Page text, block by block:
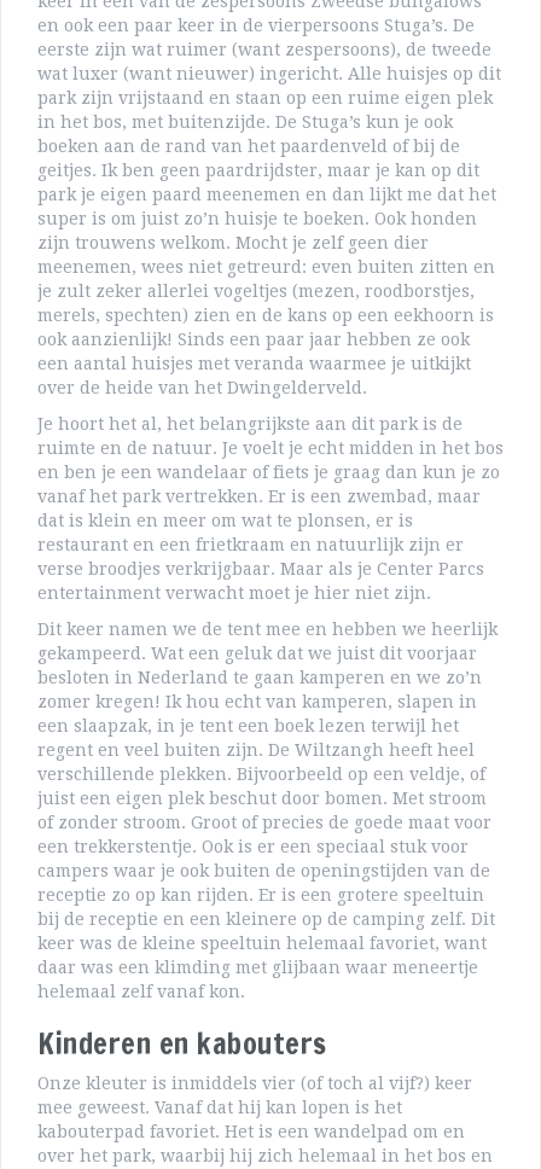
en ook een paar keer in de vierpersoons Stuga’s. De
eerste zijn wat ruimer (want zespersoons), de tweede
wat luxer (want nieuwer) ingericht. Alle huisjes op dit
park zijn vrijstaand en staan op een ruime eigen plek
in het bos, met buitenzijde. De Stuga’s kun je ook
boeken aan de rand van het paardenveld of bij de
geitjes. Ik ben geen paardrijdster, maar je kan op dit
park je eigen paard meenemen en dan lijkt me dat het
super is om juist zo’n huisje te boeken. Ook honden
zijn trouwens welkom. Mocht je zelf geen dier
meenemen, wees niet getreurd: even buiten zitten en
je zult zeker allerlei vogeltjes (mezen, roodborstjes,
merels, spechten) zien en de kans op een eekhoorn is
ook aanzienlijk! Sinds een paar jaar hebben ze ook
een aantal huisjes met veranda waarmee je uitkijkt
over de heide van het Dwingelderveld.
Je hoort het al, het belangrijkste aan dit park is de
ruimte en de natuur. Je voelt je echt midden in het bos
en ben je een wandelaar of fiets je graag dan kun je zo
vanaf het park vertrekken. Er is een zwembad, maar
dat is klein en meer om wat te plonsen, er is
restaurant en een frietkraam en natuurlijk zijn er
verse broodjes verkrijgbaar. Maar als je Center Parcs
entertainment verwacht moet je hier niet zijn.
Dit keer namen we de tent mee en hebben we heerlijk
gekampeerd. Wat een geluk dat we juist dit voorjaar
besloten in Nederland te gaan kamperen en we zo’n
zomer kregen! Ik hou echt van kamperen, slapen in
een slaapzak, in je tent een boek lezen terwijl het
regent en veel buiten zijn. De Wiltzangh heeft heel
verschillende plekken. Bijvoorbeeld op een veldje, of
juist een eigen plek beschut door bomen. Met stroom
of zonder stroom. Groot of precies de goede maat voor
een trekkerstentje. Ook is er een speciaal stuk voor
campers waar je ook buiten de openingstijden van de
receptie zo op kan rijden. Er is een grotere speeltuin
bij de receptie en een kleinere op de camping zelf. Dit
keer was de kleine speeltuin helemaal favoriet, want
daar was een klimding met glijbaan waar meneertje
helemaal zelf vanaf kon.
Kinderen en kabouters
Onze kleuter is inmiddels vier (of toch al vijf?) keer
mee geweest. Vanaf dat hij kan lopen is het
kabouterpad favoriet. Het is een wandelpad om en
over het park, waarbij hij zich helemaal in het bos en